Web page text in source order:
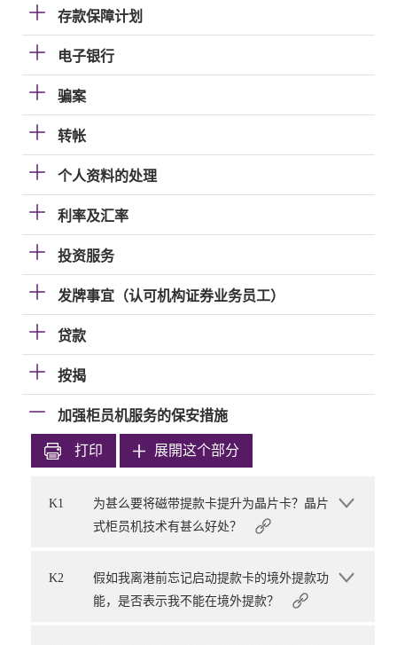
存款保障计划
电子银行
骗案
转帐
个人资料的处理
利率及汇率
投资服务
发牌事宜（认可机构证券业务员工）
贷款
按揭
加强柜员机服务的保安措施
打印 展開这个部分
K1
为甚么要将磁带提款卡提升为晶片卡？晶片
式柜员机技术有甚么好处？
K2
假如我离港前忘记启动提款卡的境外提款功
能，是否表示我不能在境外提款？